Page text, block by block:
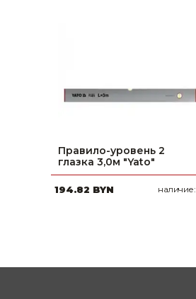
Правило-уровень 2
глазка 3,0м "Yato"
194.82 BYN наличие: